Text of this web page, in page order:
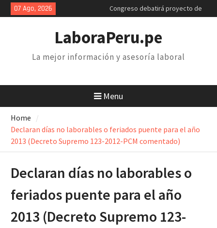
Skip
to
07 Ago, 2026
Congreso debatirá proyecto de
retiro AFP. Problema y solución
trabajadores anuncian paro y
huelga nacional
Retiro 25% AFP: el descuento
LaboraPeru.pe
La mejor información y asesoría laboral
Menu
Home
Declaran días no laborables o feriados puente para el año
2013 (Decreto Supremo 123-2012-PCM comentado)
Declaran días no laborables o
feriados puente para el año
2013 (Decreto Supremo 123-